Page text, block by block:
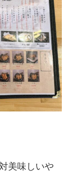
美味しいや